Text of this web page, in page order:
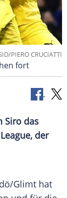
PIERO CRUCIATTI
fort
Siro das
der
Glimt hat